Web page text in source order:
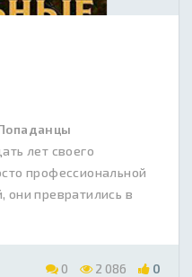
лет своего
профессиональной
они превратились в
0 2 086 0